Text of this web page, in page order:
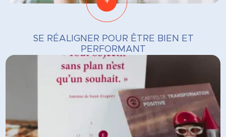
SE RÉALIGNER POUR ÊTRE BIEN ET
PERFORMANT